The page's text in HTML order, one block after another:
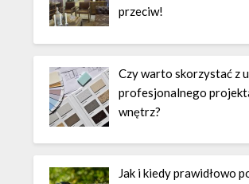
przeciw!
Czy warto skorzystać z
profesjonalnego
wnętrz?
Jak i kiedy prawidłowo